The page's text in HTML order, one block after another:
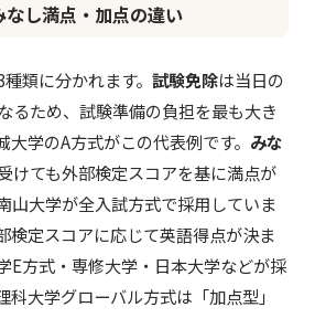
し満点・加点の違い
類に分かれます。 試験免除は当日の
るため、試験準備の負担を最も大き
大学のA方式がこの代表例です。 みな
けても外部検定スコアを基に満点が
山大学が全入試方式で採用していま
検定スコアに応じて英語得点が決ま
E方式・専修大学・日本大学などが採
科大学グローバル方式は「加点型」